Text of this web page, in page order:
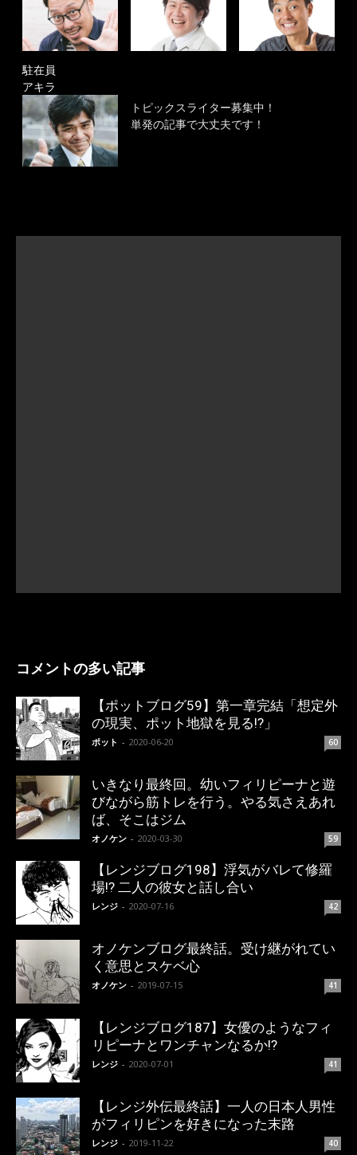
駐在員
アキラ
トピックスライター募集中！
単発の記事で大丈夫です！
コメントの多い記事
【ポットブログ59】第一章完結「想定外
の現実、ポット地獄を見る!?」
ポット - 2020-06-20 60
いきなり最終回。幼いフィリピーナと遊
びながら筋トレを行う。やる気さえあれ
ば、そこはジム
オノケン - 2020-03-30 59
【レンジブログ198】浮気がバレて修羅
場!? 二人の彼女と話し合い
レンジ - 2020-07-16 42
オノケンブログ最終話。受け継がれてい
く意思とスケベ心
オノケン - 2019-07-15 41
【レンジブログ187】女優のようなフィ
リピーナとワンチャンなるか!?
レンジ - 2020-07-01 41
【レンジ外伝最終話】一人の日本人男性
がフィリピンを好きになった末路
レンジ - 2019-11-22 40